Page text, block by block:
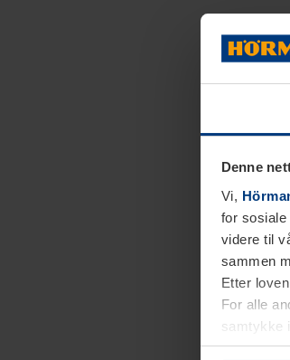
Denne
Vi,
for
videre til
sammen
Etter
For alle
samtykke